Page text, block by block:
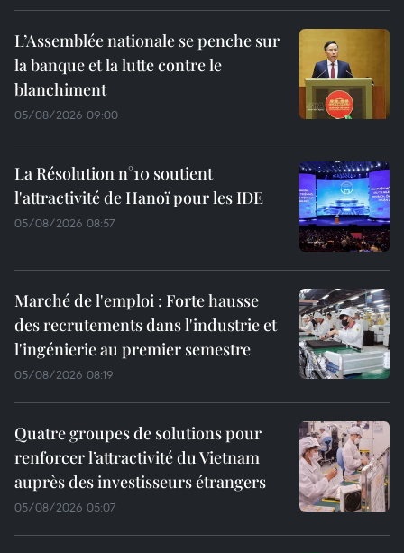
L’Assemblée nationale se penche sur
la banque et la lutte contre le
blanchiment
05/08/2026 09:00
La Résolution n°10 soutient
l'attractivité de Hanoï pour les IDE
05/08/2026 08:57
Marché de l'emploi : Forte hausse
des recrutements dans l'industrie et
l'ingénierie au premier semestre
05/08/2026 08:19
Quatre groupes de solutions pour
renforcer l’attractivité du Vietnam
auprès des investisseurs étrangers
05/08/2026 05:07